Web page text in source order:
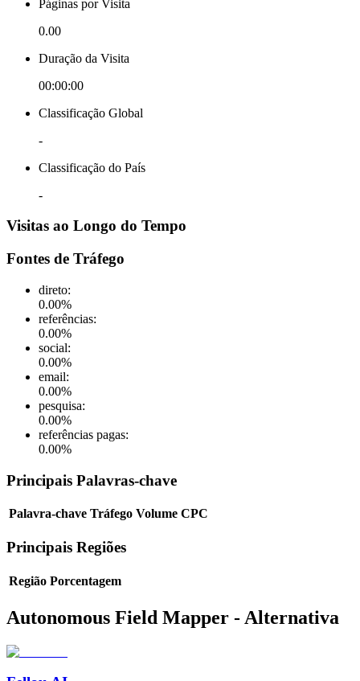
Páginas por Visita
0.00
Duração da Visita
00:00:00
Classificação Global
-
Classificação do País
-
Visitas ao Longo do Tempo
Fontes de Tráfego
direto:
0.00%
referências:
0.00%
social:
0.00%
email:
0.00%
pesquisa:
0.00%
referências pagas:
0.00%
Principais Palavras-chave
Palavra-chave Tráfego Volume CPC
Principais Regiões
Região Porcentagem
Autonomous Field Mapper - Alternativa